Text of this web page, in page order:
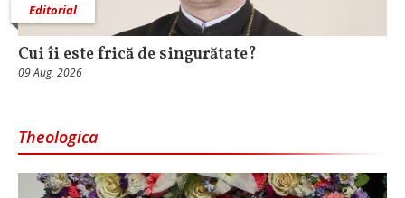
Editorial
Cui îi este frică de singurătate?
09 Aug, 2026
Theologica